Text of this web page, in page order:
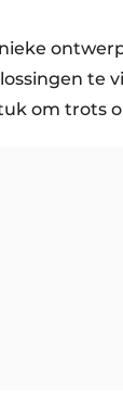
te
om trots